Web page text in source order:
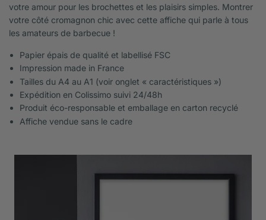
votre amour pour les brochettes et les plaisirs simples. Montrer
votre côté cromagnon chic avec cette affiche qui parle à tous
les amateurs de barbecue !
Papier épais de qualité et labellisé FSC
Impression made in France
Tailles du A4 au A1 (voir onglet « caractéristiques »)
Expédition en Colissimo suivi 24/48h
Produit éco-responsable et emballage en carton recyclé
Affiche vendue sans le cadre